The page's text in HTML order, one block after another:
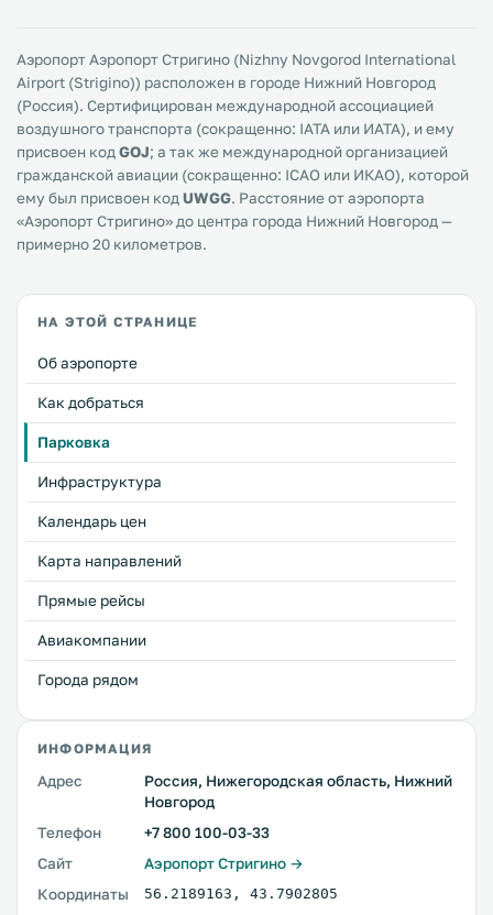
Аэропорт Аэропорт Стригино (Nizhny Novgorod International
Airport (Strigino)) расположен в городе Нижний Новгород
(Россия). Сертифицирован международной ассоциацией
воздушного транспорта (сокращенно: IATA или ИАТА), и ему
присвоен код GOJ; а так же международной организацией
гражданской авиации (сокращенно: ICAO или ИКАО), которой
ему был присвоен код UWGG. Расстояние от аэропорта
«Аэропорт Стригино» до центра города Нижний Новгород —
примерно 20 километров.
НА ЭТОЙ СТРАНИЦЕ
Об аэропорте
Как добраться
Парковка
Инфраструктура
Календарь цен
Карта направлений
Прямые рейсы
Авиакомпании
Города рядом
ИНФОРМАЦИЯ
Адрес
Россия, Нижегородская область, Нижний
Новгород
Телефон
+7 800 100-03-33
Сайт
Аэропорт Стригино →
Координаты
56.2189163 , 43.7902805